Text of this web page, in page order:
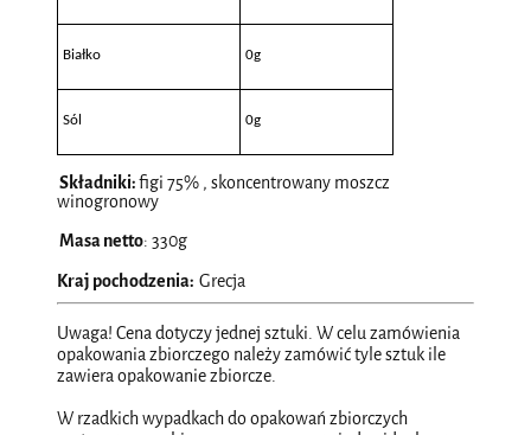
Białko 0g
Sól 0g
Składniki:figi 75% , skoncentrowany moszcz
winogronowy
Masa netto: 330g
Kraj pochodzenia: Grecja
Uwaga! Cena dotyczy jednej sztuki. W celu zamówienia
opakowania zbiorczego należy zamówić tyle sztuk ile
zawiera opakowanie zbiorcze.
W rzadkich wypadkach do opakowań zbiorczych